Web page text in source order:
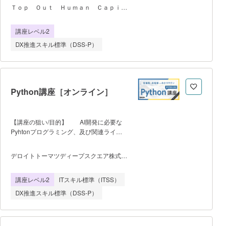
ラシーレベルのシラバスに沿った構成とな
すすめのコースです。 ※修了証の
発行を希望される方は、お申し込みの際、
申し込みフォーム備考欄に「マナビDXを
プロセスと技術要素を理解します。 ・
分析の手法を習得します。 ・確率･統
計･可視化など､分析のための基礎知識を学
ぶことによりデータを起点とした課題解決
力を高めることが出来ます。 ・学
習項目は次のとおりです。 1.数学のお
機械学習の概念 4.scikit-learnを使った
機械学習の実践 ※使用するテキス
分析試験」の主教材である翔泳社
「Pythonによる新しいデータ分析の教科
書」との関連ページを表示してありま
Ｔｏｐ Ｏｕｔ Ｈｕｍａｎ Ｃａｐｉｔ
講座レベル2
DX推進スキル標準（DSS-P）
Python講座［オンライン］
【講座の狙い/目的】 AI開発に必要な
Pyhtonプログラミング、及び関連ライブ
Seabornの基礎を学べる。 【開催
の制約条件（最低催行人数や人数上
流れ】 ●Python基礎ー基本的な文法、
データ構造、関数とクラス、ファイル処
理 ●Numpy基礎－Numpy配列、配列の
構造、多次元配列、配列計算、配列同士の
連結 ●Pandas基礎－Series（作成、イ
デロイトトーマツディープスクエア株式会
講座レベル2
ITスキル標準（ITSS）
DX推進スキル標準（DSS-P）